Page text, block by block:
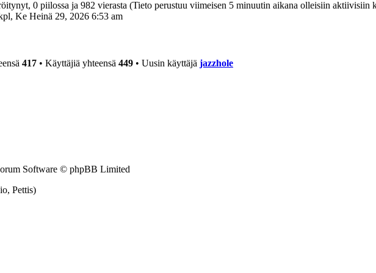
0 piilossa ja 982 vierasta (Tieto perustuu viimeisen 5 minuutin aikana olleisiin aktiivisiin
Ke Heinä 29, 2026 6:53 am
417 • Käyttäjiä yhteensä 449 • Uusin käyttäjä jazzhole
Software © phpBB Limited
Pettis)